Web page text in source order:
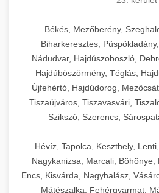
Békés, Mezőberény,
Biharkeresztes,
Nádudvar, Hajdúszoboszló,
Hajdúböszörmény, Téglás,
Újfehértó, Hajdúdorog,
Tiszaújváros, Tiszavasvári,
Szikszó, Szerencs,
Hévíz, Tapolca, Keszthely,
Nagykanizsa, Marcali, Böhönye,
Encs, Kisvárda, Nagyhalász,
Mátészalka, Fehérgyarmat,